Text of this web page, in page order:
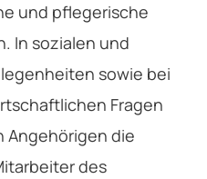
und pflegerische
In sozialen und
sowie bei
Fragen
Angehörigen die
des